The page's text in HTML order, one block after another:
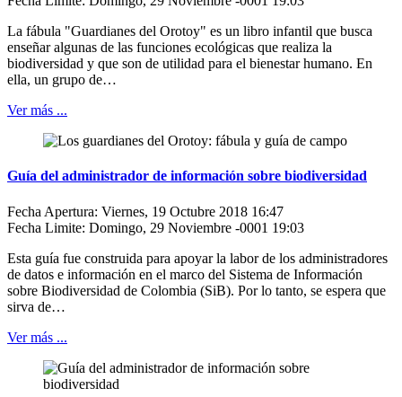
La fábula "Guardianes del Orotoy" es un libro infantil que busca
enseñar algunas de las funciones ecológicas que realiza la
biodiversidad y que son de utilidad para el bienestar humano. En
ella, un grupo de…
Ver más ...
Guía del administrador de información sobre biodiversidad
Fecha Apertura: Viernes, 19 Octubre 2018 16:47
Fecha Limite: Domingo, 29 Noviembre -0001 19:03
Esta guía fue construida para apoyar la labor de los administradores
de datos e información en el marco del Sistema de Información
sobre Biodiversidad de Colombia (SiB). Por lo tanto, se espera que
sirva de…
Ver más ...